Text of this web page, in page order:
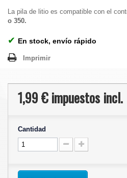
La pila de litio es compatible con el
o 350.
✔ En stock, envío rápido
Imprimir
1,99 €impuestos incl.
Cantidad